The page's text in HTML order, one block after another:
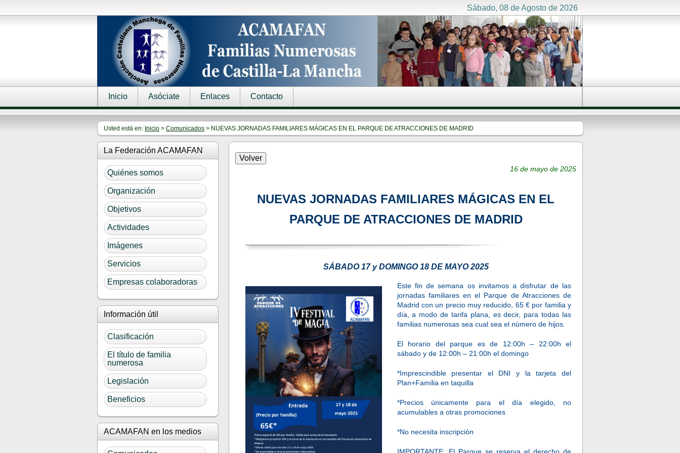
Sábado, 08 de Agosto de 2026
Inicio Asóciate Enlaces Contacto
Usted está en: Inicio > Comunicados > NUEVAS JORNADAS FAMILIARES MÁGICAS EN EL PARQUE DE ATRACCIONES DE MADRID
La Federación ACAMAFAN
Quiénes somos
Organización
Objetivos
Actividades
Imágenes
Servicios
Empresas colaboradoras
Información útil
Clasificación
El título de familia
numerosa
Legislación
Beneficios
ACAMAFAN en los medios
16 de mayo de 2025
NUEVAS JORNADAS FAMILIARES MÁGICAS EN EL
PARQUE DE ATRACCIONES DE MADRID
SÁBADO 17 y DOMINGO 18 DE MAYO 2025
Este fin de semana os invitamos a disfrutar de las
jornadas familiares en el Parque de Atracciones de
Madrid con un precio muy reducido, 65 € por familia y
día, a modo de tarifa plana, es decir, para todas las
familias numerosas sea cual sea el número de hijos.
El horario del parque es de 12:00h – 22:00h el
sábado y de 12:00h – 21:00h el domingo
*Imprescindible presentar el DNI y la tarjeta del
Plan+Familia en taquilla
*Precios únicamente para el día elegido, no
acumulables a otras promociones
*No necesita inscripción